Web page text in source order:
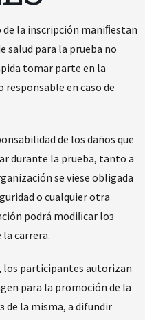
la inscripción maniﬁestan
salud para la prueba no
tomar parte en la
en caso de
de los daños que
durante la prueba, tanto a
se viese obligada
o cualquier otra
podrá modiﬁcar loз
carrera.
los participantes autorizan
para la promoción de la
de la misma, a difundir